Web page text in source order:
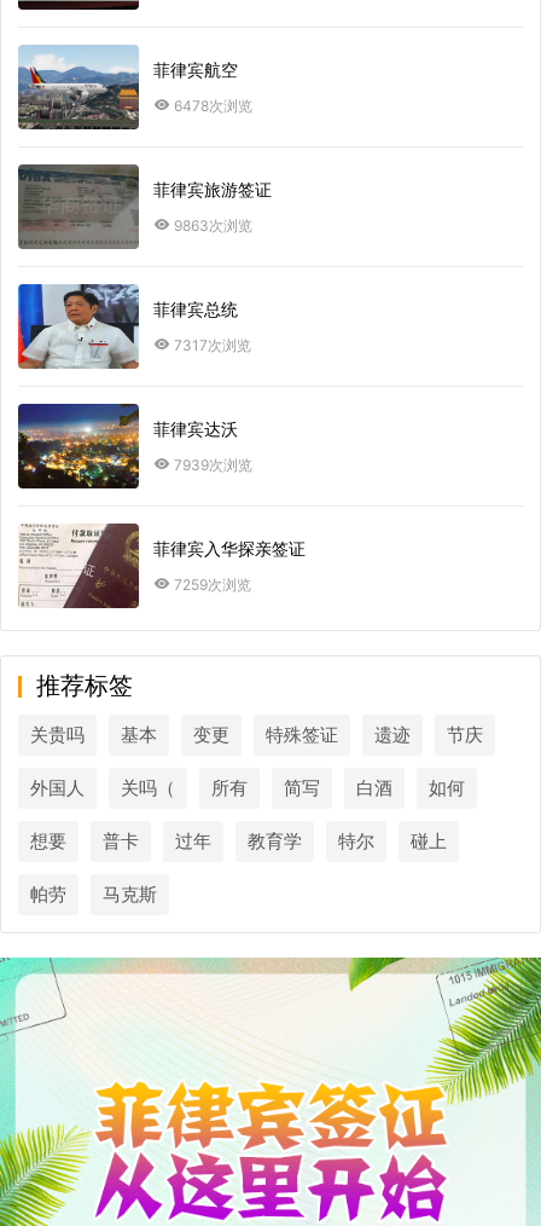
菲律宾航空
6478次浏览
菲律宾旅游签证
9863次浏览
菲律宾总统
7317次浏览
菲律宾达沃
7939次浏览
菲律宾入华探亲签证
7259次浏览
推荐标签
关贵吗 基本 变更 特殊签证 遗迹 节庆
外国人 关吗（ 所有 简写 白酒 如何
想要 普卡 过年 教育学 特尔 碰上
帕劳 马克斯